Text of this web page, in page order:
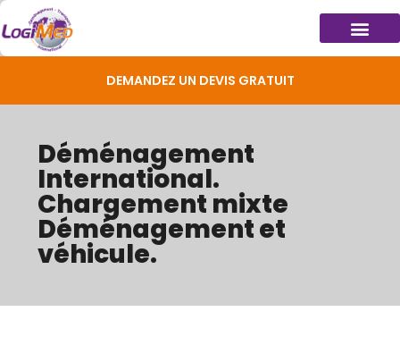
DEMANDEZ UN DEVIS GRATUIT
Déménagement
International.
Chargement mixte
Déménagement et
véhicule.